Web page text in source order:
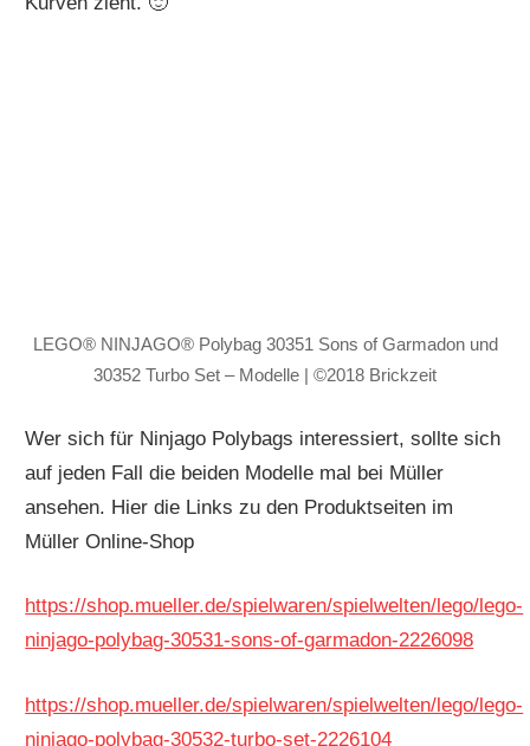
LEGO® NINJAGO® Polybag 30351 Sons of Garmadon und
30352 Turbo Set – Modelle | ©2018 Brickzeit
Wer sich für Ninjago Polybags interessiert, sollte sich
auf jeden Fall die beiden Modelle mal bei Müller
ansehen. Hier die Links zu den Produktseiten im
Müller Online-Shop
https://shop.mueller.de/spielwaren/spielwelten/lego/lego-
ninjago-polybag-30531-sons-of-garmadon-2226098
https://shop.mueller.de/spielwaren/spielwelten/lego/lego-
ninjago-polybag-30532-turbo-set-2226104